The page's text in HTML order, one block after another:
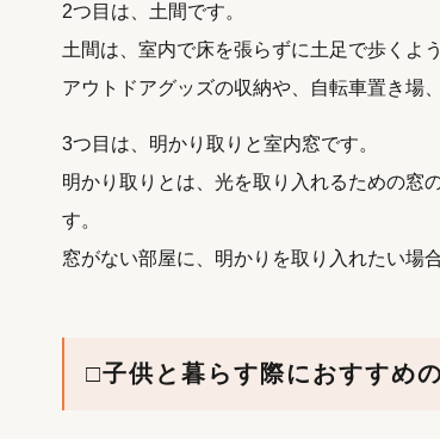
2つ目は、土間です。
土間は、室内で床を張らずに土足で歩くよ
アウトドアグッズの収納や、自転車置き場
3つ目は、明かり取りと室内窓です。
明かり取りとは、光を取り入れるための窓
す。
窓がない部屋に、明かりを取り入れたい場
□子供と暮らす際におすすめ